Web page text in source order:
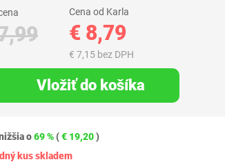
Cena od Karla
€ 8,79
€ 7,15 bez DPH
Vložiť do košíka
o69 % (€ 19,20)
kus skladem